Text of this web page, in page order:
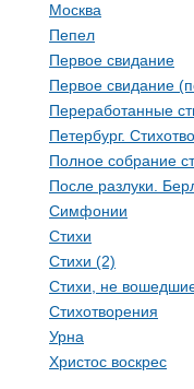
Москва
Пепел
Первое свидание
Первое свидание
Переработанные
Петербург.
Полное собрание
После разлуки.
Симфонии
Стихи
Стихи (2)
Стихи, не
Стихотворения
Урна
Христос воскрес